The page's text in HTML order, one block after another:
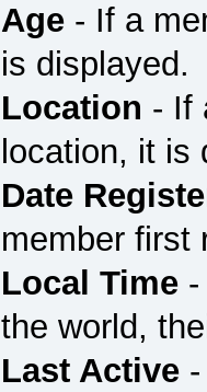
Age- If a
is displayed.
Location - If
location, it is
Date
member first
Local Time-
the world,
Last Active-